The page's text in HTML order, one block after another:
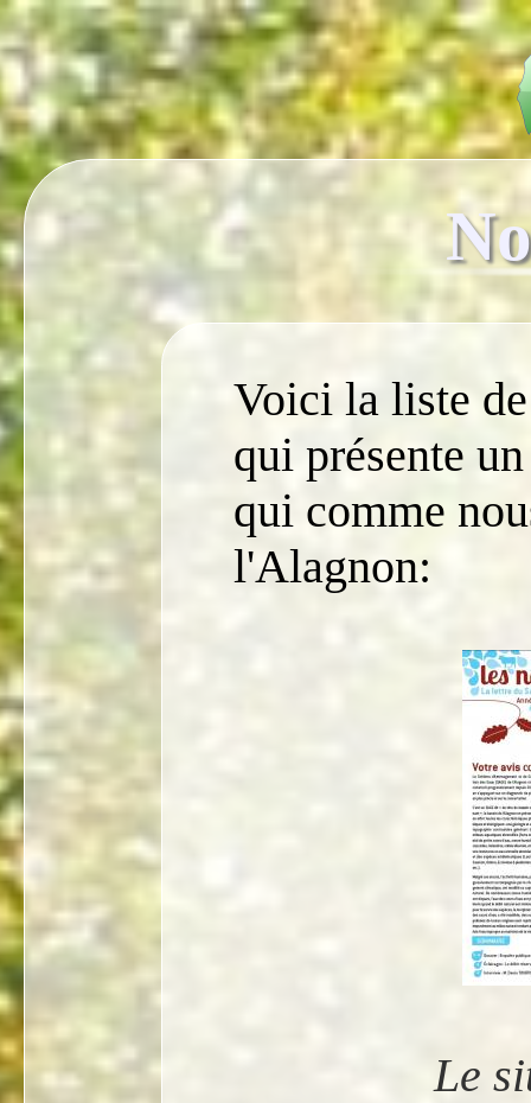
Voici la liste
qui présente
qui comme
l'Alagnon:
Le